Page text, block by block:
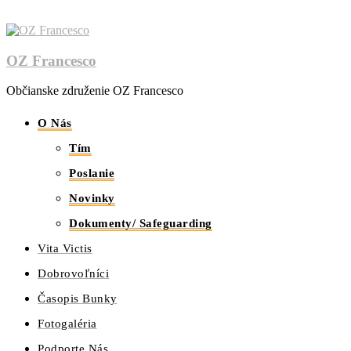
OZ Francesco
Občianske združenie OZ Francesco
O Nás
Tím
Poslanie
Novinky
Dokumenty/ Safeguarding
Vita Victis
Dobrovoľníci
Časopis Bunky
Fotogaléria